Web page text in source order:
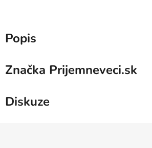
Popis
Značka Prijemneveci.sk
Diskuze